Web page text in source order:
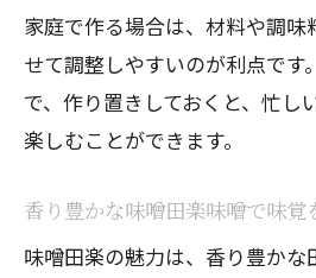
家庭で作る場合は、材料や調
せて調整しやすいのが利点です
で、作り置きしておくと、忙し
楽しむことができます。
香り豊かな味噌田楽味噌で味覚
味噌田楽の魅力は、香り豊かな